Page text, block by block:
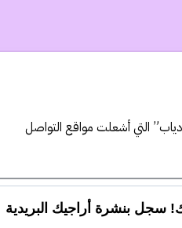
التي أشعلت مواقع التواصل